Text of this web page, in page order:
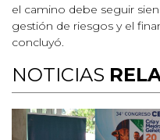
el camino debe seguir
gestión de riesgos y el
concluyó.
NOTICIAS